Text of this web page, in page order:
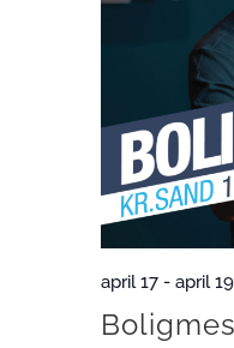
april 17 - april 19